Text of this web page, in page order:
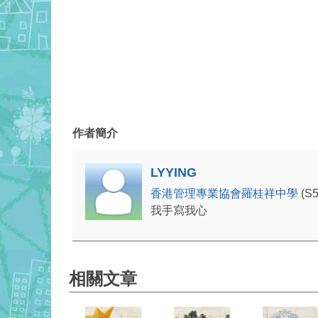
作者簡介
LYYING
香港管理專業協會羅桂祥中學
我手寫我心
相關文章